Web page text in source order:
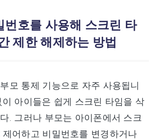
번호를 사용해 스크린 타
제한 해제하는 방법
모 통제 기능으로 자주 사용됩니
아이들은 쉽게 스크린 타임을 삭
. 그러나 부모는 아이폰에서 스크
제어하고 비밀번호를 변경하거나